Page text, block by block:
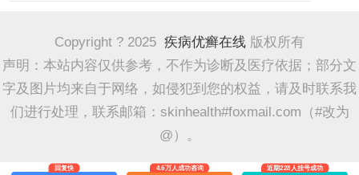
Copyright ? 2025 疾病优癣在线 版权所有
声明：本站内容仅供参考，不作为诊断及医疗依据；部分文
字及图片均来自于网络，如侵犯到您的权益，请及时联系我
们进行处理，联系邮箱：skinhealth#foxmail.com（#改为
@）。
回复快 4.6万人成功咨询 近期228人挂号成功